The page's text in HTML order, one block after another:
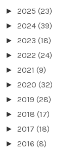
► 2025 (23)
► 2024 (39)
► 2023 (18)
► 2022 (24)
► 2021 (9)
► 2020 (32)
► 2019 (28)
► 2018 (17)
► 2017 (18)
► 2016 (8)